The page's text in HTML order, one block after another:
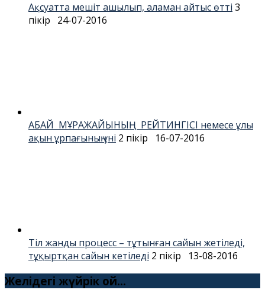
Ақсуатта мешіт ашылып, аламан айтыс өтті 3
пікір 24-07-2016
АБАЙ МҰРАЖАЙЫНЫҢ РЕЙТИНГІСІ немесе ұлы
ақын ұрпағының үні 2 пікір 16-07-2016
Тіл жанды процесс – тұтынған сайын жетіледі,
тұқыртқан сайын кетіледі 2 пікір 13-08-2016
Желідегі жүйрік ой…